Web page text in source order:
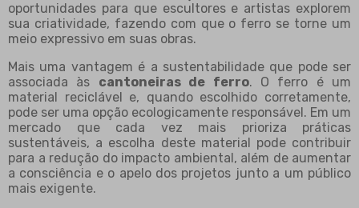
oportunidades para que escultores e artistas explorem
sua criatividade, fazendo com que o ferro se torne um
meio expressivo em suas obras.
Mais uma vantagem é a sustentabilidade que pode ser
associada às cantoneiras de ferro. O ferro é um
material reciclável e, quando escolhido corretamente,
pode ser uma opção ecologicamente responsável. Em um
mercado que cada vez mais prioriza práticas
sustentáveis, a escolha deste material pode contribuir
para a redução do impacto ambiental, além de aumentar
a consciência e o apelo dos projetos junto a um público
mais exigente.